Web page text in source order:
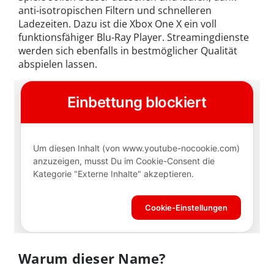
anti-isotropischen Filtern und schnelleren
Ladezeiten. Dazu ist die Xbox One X ein voll
funktionsfähiger Blu-Ray Player. Streamingdienste
werden sich ebenfalls in bestmöglicher Qualität
abspielen lassen.
Warum dieser Name?